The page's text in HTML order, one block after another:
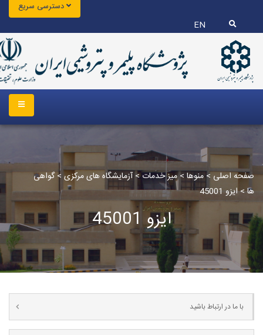
EN
دسترسی سریع
ایزو 45001
صفحه اصلی> منوها> میز خدمات> آزمایشگاه های مرکزی > گواهی
ها> ایزو 45001
با ما در ارتباط باشید